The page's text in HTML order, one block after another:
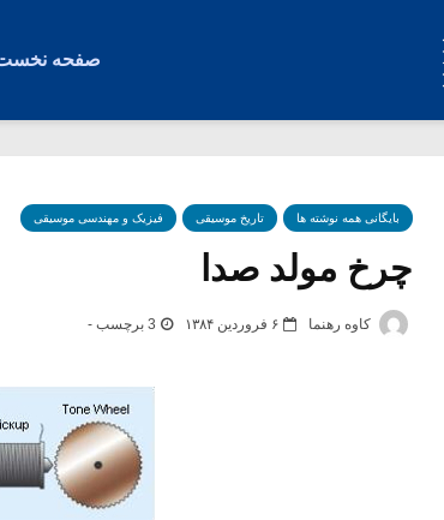
صفحه
بایگانی همه نوشته ها تاریخ موسیقی فیزیک و مهندسی موسیقی
چرخ مولد صدا
کاوه رهنما ۶ فروردین ۱۳۸۴ 3 برچسب -